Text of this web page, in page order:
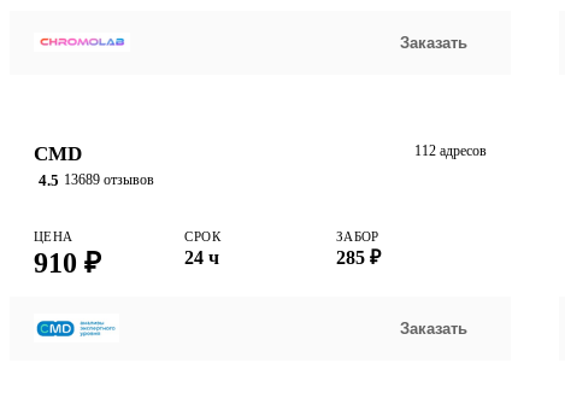
Заказать
CMD
4.5 13689 отзывов
112 адресов
ЦЕНА
910 ₽
СРОК
24 ч
ЗАБОР
285 ₽
Заказать